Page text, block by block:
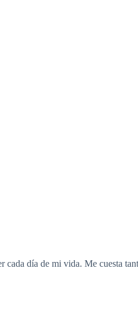
cada día de mi vida. Me cuesta